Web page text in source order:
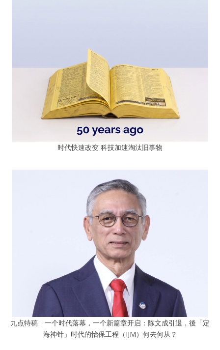
时代快速改变 科技加速淘汰旧事物
九点特稿︱一个时代落幕，一个新篇章开启：陈文成引退，後「定
海神针」时代的怡保工程（IJM）何去何从？